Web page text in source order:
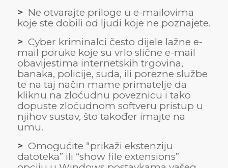
> Ne otvarajte priloge u e-mailovima
koje ste dobili od ljudi koje ne poznajete.
> Cyber kriminalci često dijele lažne e-
mail poruke koje su vrlo slične e-mail
obavijestima internetskih trgovina,
banaka, policije, suda, ili porezne službe
te na taj način mame primatelje da
kliknu na zloćudnu poveznicu i tako
dopuste zloćudnom softveru pristup u
njihov sustav, što također imajte na
umu.
> Omogućite “prikaži ekstenziju
datoteka” ili “show file extensions”